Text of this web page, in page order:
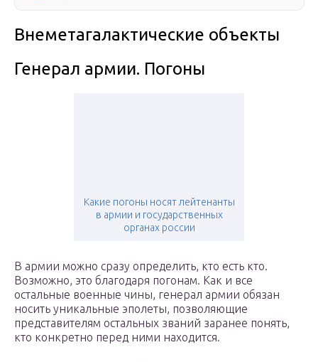
Внеметагалактические объекты
Генерал армии. Погоны
Какие погоны носят лейтенанты
в армии и государственных
органах россии
В армии можно сразу определить, кто есть кто.
Возможно, это благодаря погонам. Как и все
остальные военные чины, генерал армии обязан
носить уникальные эполеты, позволяющие
представителям остальных званий заранее понять,
кто конкретно перед ними находится.